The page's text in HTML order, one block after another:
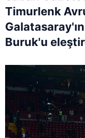
Timurlenk
Buruk'u